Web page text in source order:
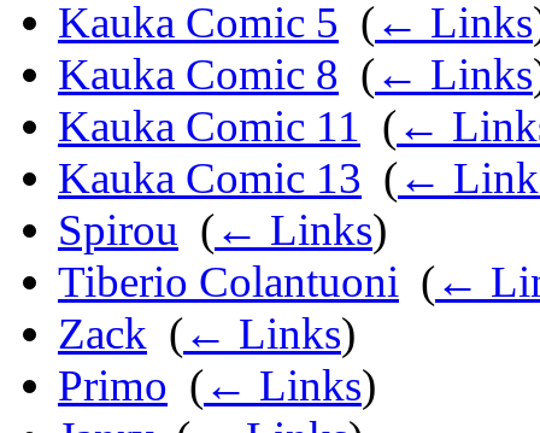
Kauka Comic 5 (← Links
Kauka Comic 8 (← Links
Kauka Comic 11 (←
Kauka Comic 13 (←
Spirou (← Links)
Tiberio Colantuoni (←
Zack (← Links)
Primo (← Links)